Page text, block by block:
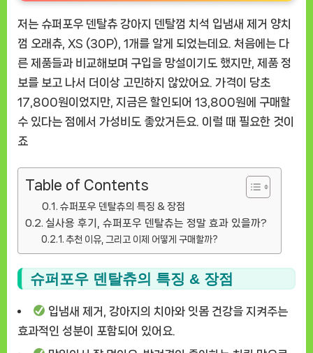
저는 슈퍼포우 덴탈츄 강아지 덴탈껌 치석 입냄새 제거 양치
껌 오래츄, XS (30P), 1개를 알게 되었는데요. 처음에는 다
른 제품들과 비교해보며 구입을 망설이기도 했지만, 제품 정
보를 보고 나서 더이상 고민하지 않았어요. 가격이 당초
17,800원이었지만, 지금은 할인되어 13,800원에 구매할
수 있다는 점에서 가성비도 좋았거든요. 이럴 때 필요한 것이
죠
Table of Contents
슈퍼포우 덴탈츄의 특징 & 장점
실사용 후기, 슈퍼포우 덴탈츄는 정말 효과 있을까?
추천 이유, 그리고 이제 어떻게 구매할까?
슈퍼포우 덴탈츄의 특징 & 장점
입냄새 제거, 강아지의 치아와 잇몸 건강을 지켜주는
효과적인 성분이 포함되어 있어요.